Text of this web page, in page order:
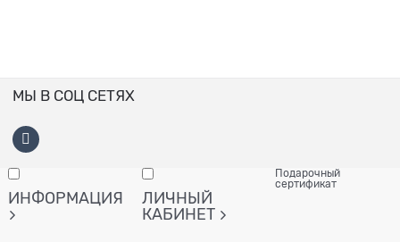
МЫ В СОЦ СЕТЯХ
ИНФОРМАЦИЯ
ЛИЧНЫЙ
КАБИНЕТ
Подарочный
сертификат